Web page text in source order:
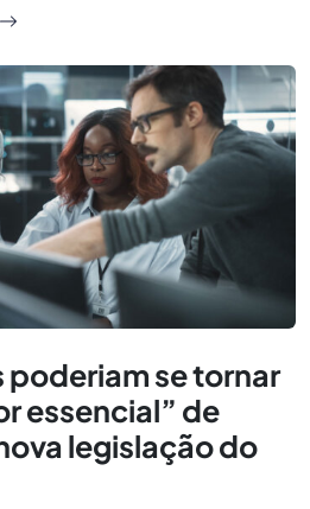
poderiam se tornar
essencial” de
legislação do